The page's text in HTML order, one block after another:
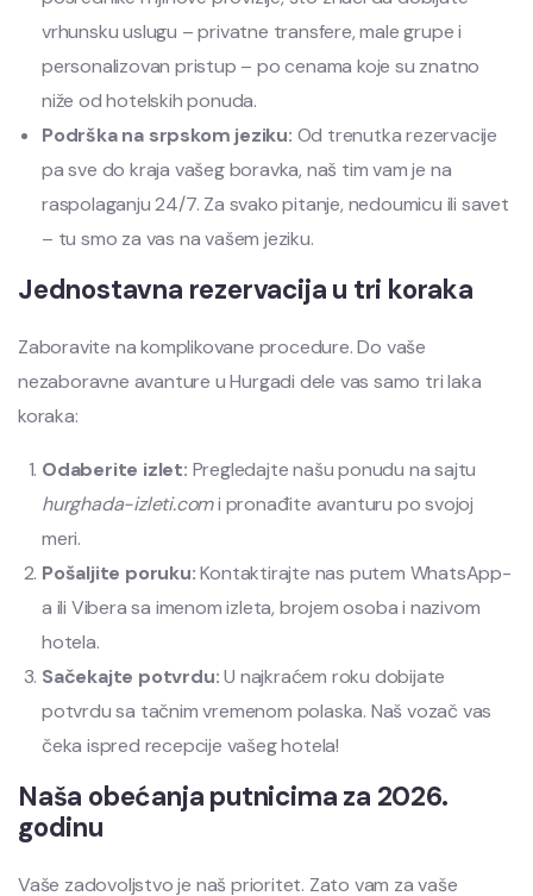
vrhunsku uslugu – privatne transfere, male grupe i
personalizovan pristup – po cenama koje su znatno
niže od hotelskih ponuda.
Podrška na srpskom jeziku: Od trenutka rezervacije
pa sve do kraja vašeg boravka, naš tim vam je na
raspolaganju 24/7. Za svako pitanje, nedoumicu ili savet
– tu smo za vas na vašem jeziku.
Jednostavna rezervacija u tri koraka
Zaboravite na komplikovane procedure. Do vaše
nezaboravne avanture u Hurgadi dele vas samo tri laka
koraka:
Odaberite izlet: Pregledajte našu ponudu na sajtu
hurghada-izleti.comi pronađite avanturu po svojoj
meri.
Pošaljite poruku:Kontaktirajte nas putem WhatsApp-
a ili Vibera sa imenom izleta, brojem osoba i nazivom
hotela.
Sačekajte potvrdu:U najkraćem roku dobijate
potvrdu sa tačnim vremenom polaska. Naš vozač vas
čeka ispred recepcije vašeg hotela!
Naša obećanja putnicima za 2026.
godinu
Vaše zadovoljstvo je naš prioritet. Zato vam za vaše